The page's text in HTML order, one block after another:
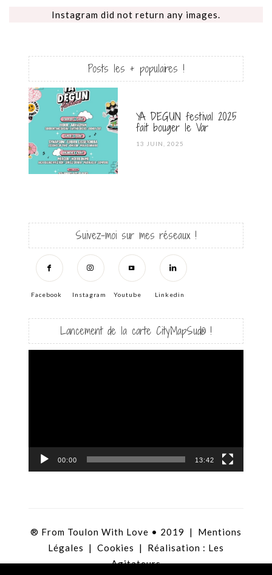
Instagram did not return any images.
Posts les + populaires !
YA DEGUN festival 2025
fait bouger le Var
POSTED
13 JUIN, 2025
Suivez-moi sur mes réseaux !
Facebook Instagram Youtube Linkedin
Lancement de la carte CityMapSud® !
00:00 13:42
® From Toulon With Love • 2019 | Mentions
Légales
| Cookies | Réalisation : Les
Agitateurs